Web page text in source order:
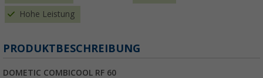
Hohe Leistung
PRODUKTBESCHREIBUNG
DOMETIC COMBICOOL RF 60